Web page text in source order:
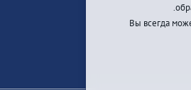
Вы всегда